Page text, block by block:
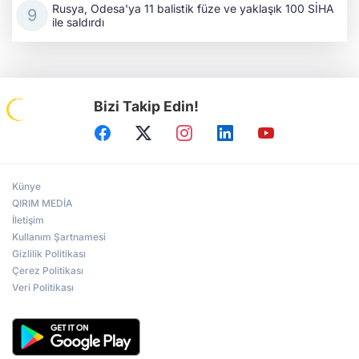
Rusya, Odesa'ya 11 balistik füze ve yaklaşık 100 SİHA
ile saldırdı
Bizi Takip Edin!
Künye
QIRIM MEDİA
İletişim
Kullanım Şartnamesi
Gizlilik Politikası
Çerez Politikası
Veri Politikası